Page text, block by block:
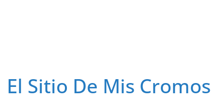
El Sitio De Mis Cromos